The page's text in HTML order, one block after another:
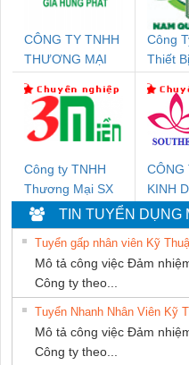
CÔNG TY TNHH
THƯƠNG MẠI
THUẬT ĐIỆN CƠ
GIA HƯNG PHÁT
Công
Thiết
Công ty TNHH
Thương Mại SX
Ba Miền
CÔNG
KINH
DỊCH
TIN TUYỂN DỤNG
Tuyển gấp nhân viên Kỹ
Mô tả công việc Đảm
Công ty theo...
Tuyển Nhanh Nhân Viên Kỹ
Mô tả công việc Đảm
Công ty theo...